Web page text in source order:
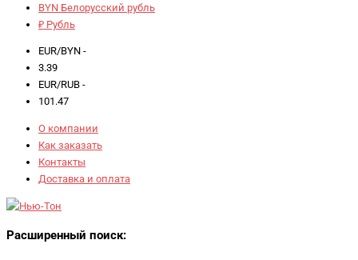
BYN Белорусский рубль
₽ Рубль
EUR/BYN -
3.39
EUR/RUB -
101.47
О компании
Как заказать
Контакты
Доставка и оплата
Расширенный поиск: